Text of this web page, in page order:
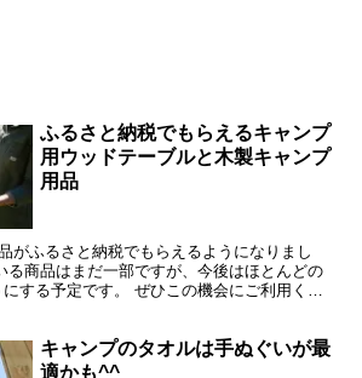
ふるさと納税でもらえるキャンプ
用ウッドテーブルと木製キャンプ
用品
がふるさと納税でもらえるようになりまし
る商品はまだ一部ですが、今後はほとんどの
する予定です。 ぜひこの機会にご利用くだ
キャンプのタオルは手ぬぐいが最
適かも^^